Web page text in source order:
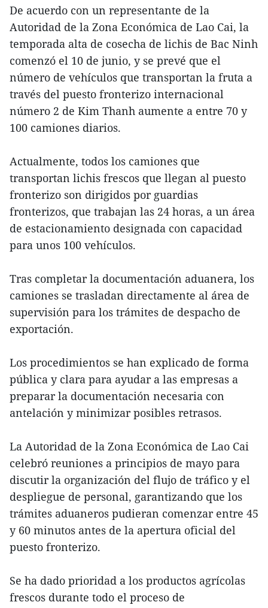
De acuerdo con un representante de la
Autoridad de la Zona Económica de Lao Cai, la
temporada alta de cosecha de lichis de Bac Ninh
comenzó el 10 de junio, y se prevé que el
número de vehículos que transportan la fruta a
través del puesto fronterizo internacional
número 2 de Kim Thanh aumente a entre 70 y
100 camiones diarios.
Actualmente, todos los camiones que
transportan lichis frescos que llegan al puesto
fronterizo son dirigidos por guardias
fronterizos, que trabajan las 24 horas, a un área
de estacionamiento designada con capacidad
para unos 100 vehículos.
Tras completar la documentación aduanera, los
camiones se trasladan directamente al área de
supervisión para los trámites de despacho de
exportación.
Los procedimientos se han explicado de forma
pública y clara para ayudar a las empresas a
preparar la documentación necesaria con
antelación y minimizar posibles retrasos.
La Autoridad de la Zona Económica de Lao Cai
celebró reuniones a principios de mayo para
discutir la organización del flujo de tráfico y el
despliegue de personal, garantizando que los
trámites aduaneros pudieran comenzar entre 45
y 60 minutos antes de la apertura oficial del
puesto fronterizo.
Se ha dado prioridad a los productos agrícolas
frescos durante todo el proceso de